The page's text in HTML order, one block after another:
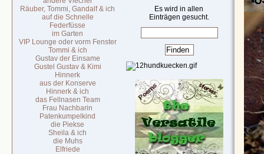
Räuber, Tommi, Gandalf & ich
auf die Schnelle
Federfüsse
im Garten
VIP Lounge oder vorm Fenster
Tommi & ich
Gustav der Einsame
Gustel Gustav & Kimi
Hinnerk
aus der Konserve
Hinnerk & ich
das Fellnasen Team
Frau Nachbarin
Patenkumpelkind
die Piekse
Sheila & ich
die Muhs
Elfriede
Es wird in allen
Einträgen gesucht.